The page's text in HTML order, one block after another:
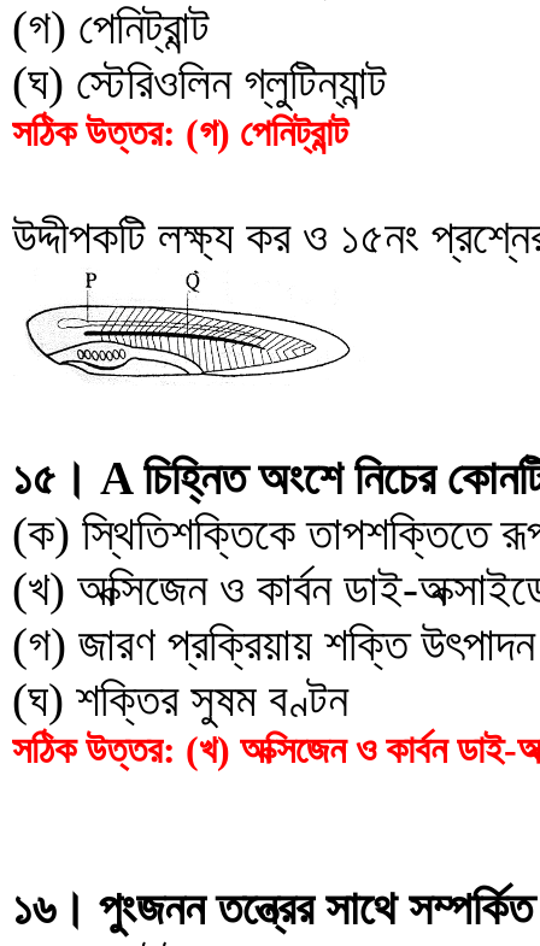
(গ) পেনিট্রান্ট
(ঘ) স্টেরিওলিন গ্লুটিন্যান্ট
সঠিক উত্তর: (গ) পেনিট্রান্ট
উদ্দীপকটি লক্ষ্য কর ও ১৫নং
১৫। A চিহ্নিত অংশে নিচের
(ক) স্থিতিশক্তিকে তাপশক্তিতে
(খ) অক্সিজেন ও কার্বন ডাই-
(গ) জারণ প্রক্রিয়ায় শক্তি উৎপাদন
(ঘ) শক্তির সুষম বণ্টন
সঠিক উত্তর: (খ) অক্সিজেন ও কার্বন ডাই-
১৬। পুংজনন তন্ত্রের সাথে